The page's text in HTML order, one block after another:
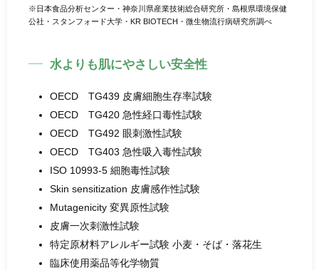
※日本食品分析センター・神奈川県産業技術総合研究所・島根県環境保健
公社・スタンフォード大学・KR BIOTECH・微生物流行病研究所調べ
水よりも肌にやさしい安全性
OECD TG439 皮膚細胞生存率試験
OECD TG420 急性経口毒性試験
OECD TG492 眼刺激性試験
OECD TG403 急性吸入毒性試験
ISO 10993-5 細胞毒性試験
Skin sensitization 皮膚感作性試験
Mutagenicity 変異原性試験
皮膚一次刺激性試験
特定原材料アレルギー試験 小麦・そば・落花生
臨床使用薬品等化学物質